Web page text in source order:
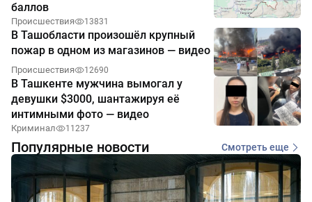
баллов
Происшествия 13831
В Ташобласти произошёл крупный
пожар в одном из магазинов — видео
Происшествия 12690
В Ташкенте мужчина вымогал у
девушки $3000, шантажируя её
интимными фото — видео
Криминал 11237
Популярные новости Смотреть еще